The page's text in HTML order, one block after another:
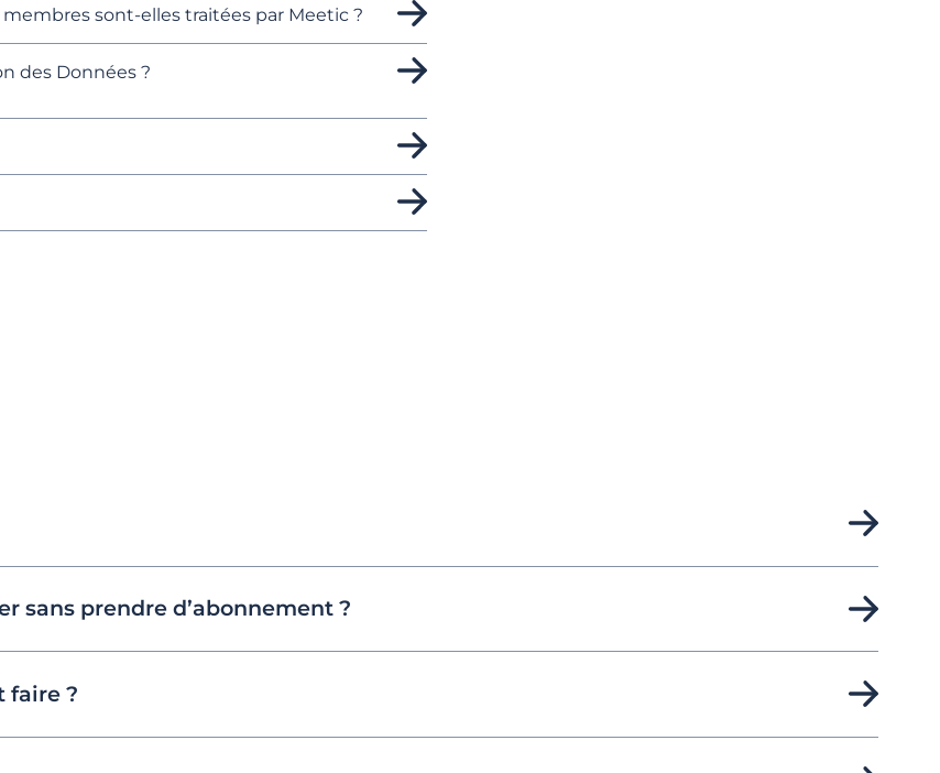
sont-elles traitées par Meetic ?
des Données ?
sans prendre d’abonnement ?
faire ?